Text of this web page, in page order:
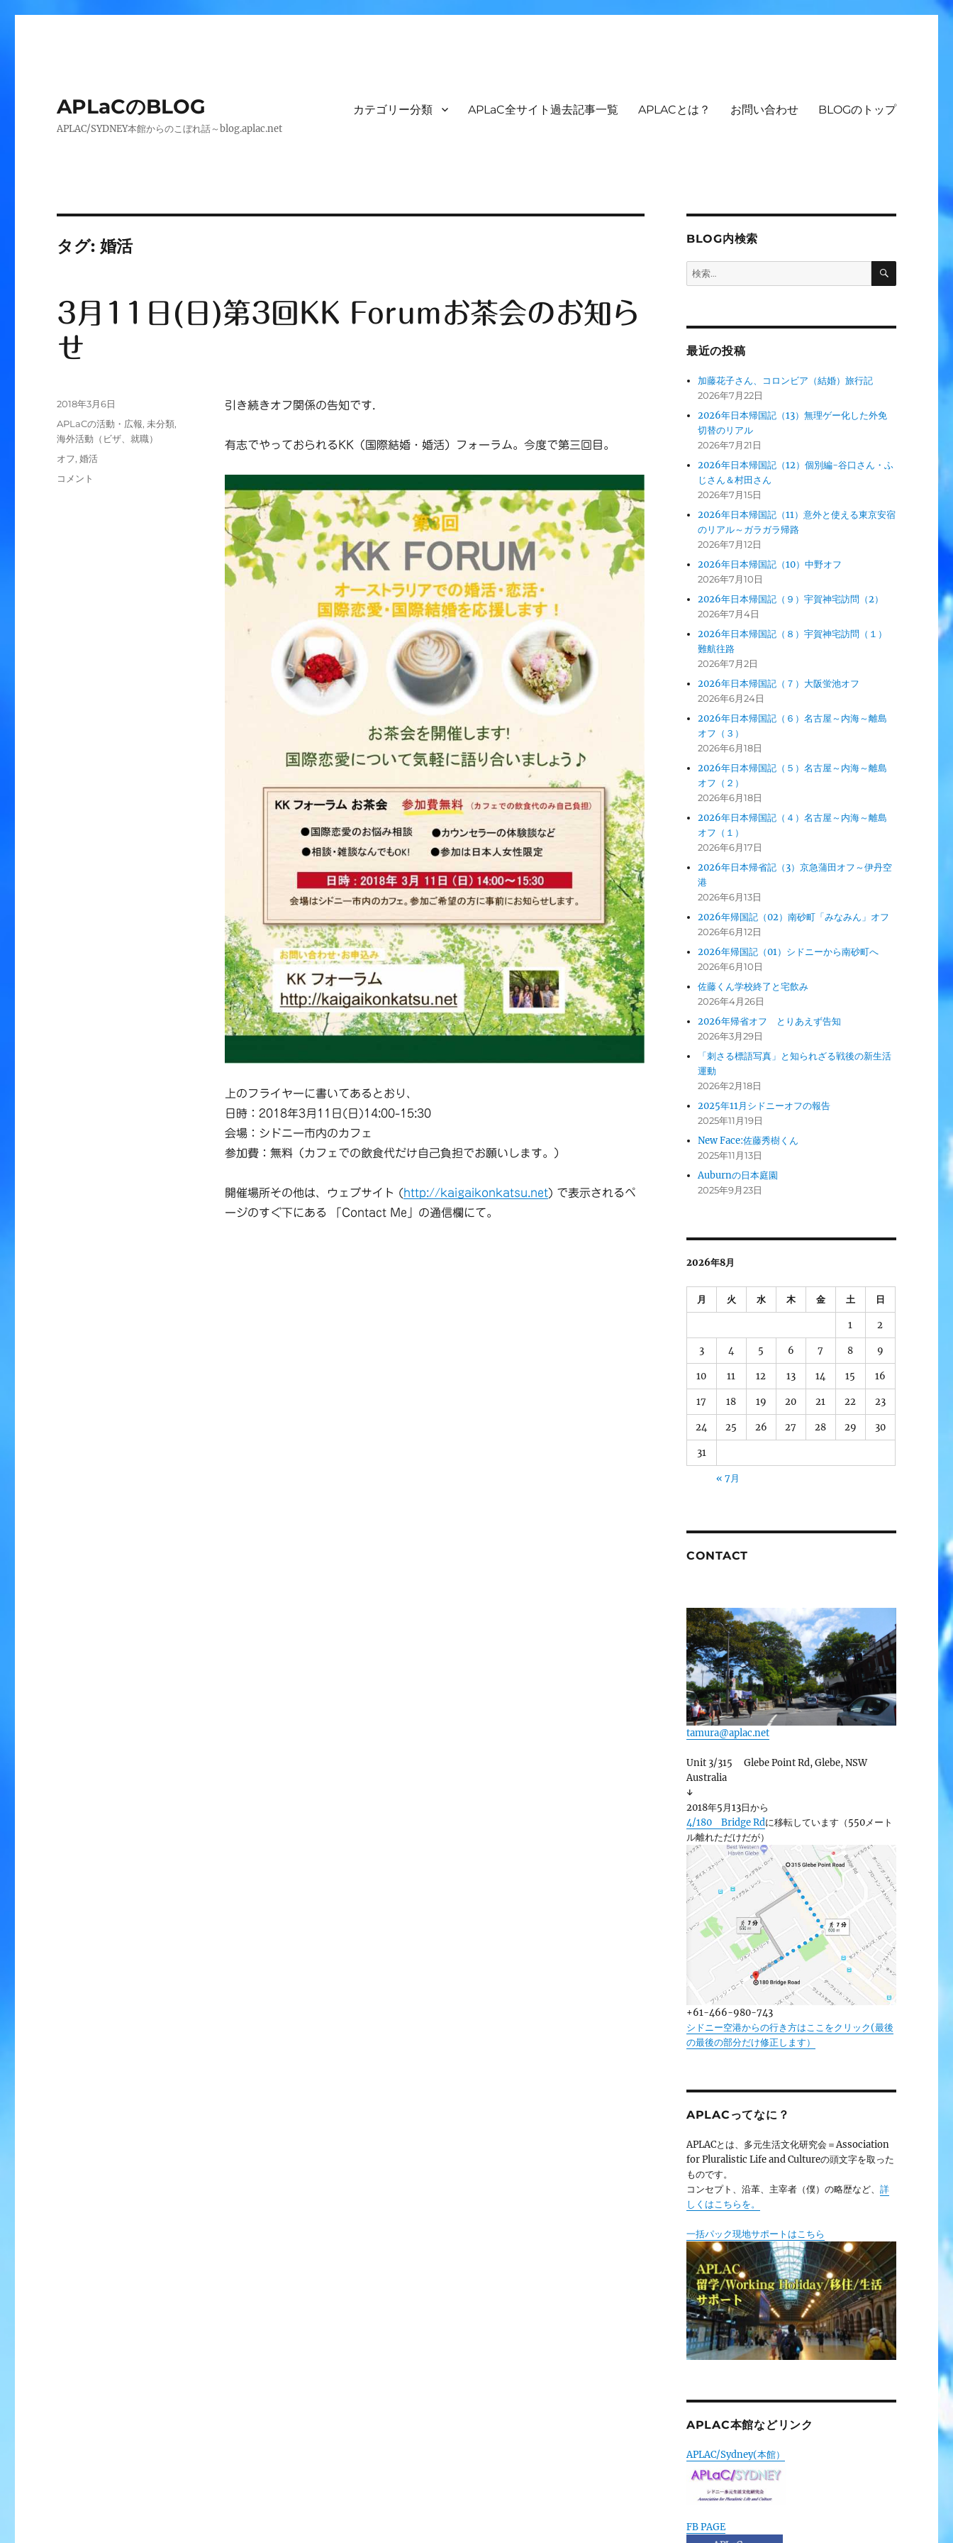
APLaCのBLOG
APLAC/SYDNEY本館からのこぼれ話～blog.aplac.net
カテゴリー分類 APLaC全サイト過去記事一覧 APLACとは？ お問い合わせ BLOGのトップ
タグ:婚活
3月11日(日)第3回KK Forumお茶会のお知ら
せ
引き続きオフ関係の告知です.
有志でやっておられるKK（国際結婚・婚活）フォーラム。今度で第三回目。
上のフライヤーに書いてあるとおり、
日時：2018年3月11日(日)14:00-15:30
会場：シドニー市内のカフェ
参加費：無料（カフェでの飲食代だけ自己負担でお願いします。）
開催場所その他は、ウェブサイト (http://kaigaikonkatsu.net) で表示されるペ
ージのすぐ下にある 「Contact Me」の通信欄にて。
投
日:
2018年3月6日
カ
テ
ー
APLaCの活動・広報, 未分類,
海外活動（ビザ、就職）
タ
オフ,婚活
3
コメント
BLOG内検索
検
索:
検
最近の投稿
加藤花子さん、コロンビア（結婚）旅行記
2026年7月22日
2026年日本帰国記（13）無理ゲー化した外免
切替のリアル
2026年7月21日
2026年日本帰国記（12）個別編-谷口さん・ふ
じさん＆村田さん
2026年7月15日
2026年日本帰国記（11）意外と使える東京安宿
のリアル～ガラガラ帰路
2026年7月12日
2026年日本帰国記（10）中野オフ
2026年7月10日
2026年日本帰国記（９）宇賀神宅訪問（2）
2026年7月4日
2026年日本帰国記（８）宇賀神宅訪問（１）
難航往路
2026年7月2日
2026年日本帰国記（７）大阪蛍池オフ
2026年6月24日
2026年日本帰国記（６）名古屋～内海～離島
オフ（３）
2026年6月18日
2026年日本帰国記（５）名古屋～内海～離島
オフ（２）
2026年6月18日
2026年日本帰国記（４）名古屋～内海～離島
オフ（１）
2026年6月17日
2026年日本帰省記（3）京急蒲田オフ～伊丹空
港
2026年6月13日
2026年帰国記（02）南砂町「みなみん」オフ
2026年6月12日
2026年帰国記（01）シドニーから南砂町へ
2026年6月10日
佐藤くん学校終了と宅飲み
2026年4月26日
2026年帰省オフ とりあえず告知
2026年3月29日
「刺さる標語写真」と知られざる戦後の新生活
運動
2026年2月18日
2025年11月シドニーオフの報告
2025年11月19日
New Face:佐藤秀樹くん
2025年11月13日
Auburnの日本庭園
2025年9月23日
2026年8月
月 火 水 木 金 土 日
1 2
3 4 5 6 7 8 9
10 11 12 13 14 15 16
17 18 19 20 21 22 23
24 25 26 27 28 29 30
31
« 7月
CONTACT
tamura@aplac.net
Unit 3/315 Glebe Point Rd, Glebe, NSW
Australia
↓
2018年5月13日から
4/180 Bridge Rdに移転しています（550メート
ル離れただけだが）
+61-466-980-743
シドニー空港からの行き方はここをクリック(最後
の最後の部分だけ修正します）
APLACってなに？
APLACとは、多元生活文化研究会＝Association
for Pluralistic Life and Cultureの頭文字を取った
ものです。
コンセプト、沿革、主宰者（僕）の略歴など、 詳
しくはこちらを。
一括パック現地サポートはこちら
APLAC本館などリンク
APLAC/Sydney(本館）
FB PAGE